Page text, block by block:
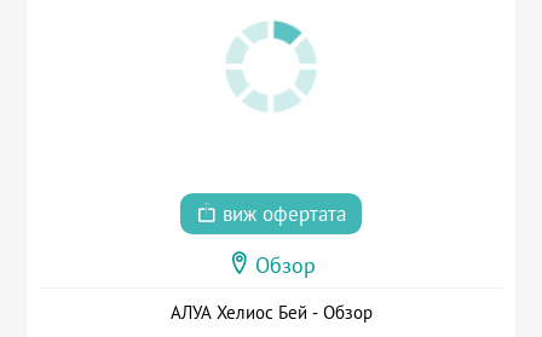
виж офертата
Обзор
АЛУА Хелиос Бей - Обзор